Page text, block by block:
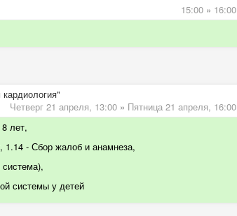
15:00 » 16:00
Четверг 21 апреля, 13:00 » Пятница 21 апреля, 16:00
лет,
1.14 - Сбор жалоб и анамнеза,
система),
системы у детей